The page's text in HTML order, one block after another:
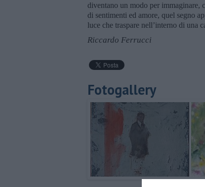
diventano un modo per immaginare,
di sentimenti ed amore, quel segno
luce che traspare nell’interno di una
Riccardo Ferrucci
Fotogallery